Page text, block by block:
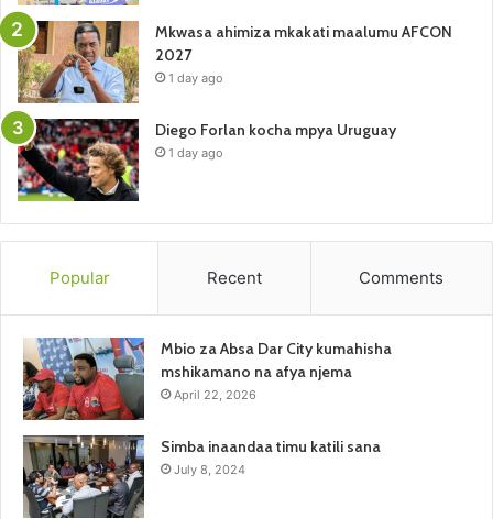
Mkwasa ahimiza mkakati maalumu AFCON
2027
1 day ago
Diego Forlan kocha mpya Uruguay
1 day ago
Popular Recent Comments
Mbio za Absa Dar City kumahisha
mshikamano na afya njema
April 22, 2026
Simba inaandaa timu katili sana
July 8, 2024